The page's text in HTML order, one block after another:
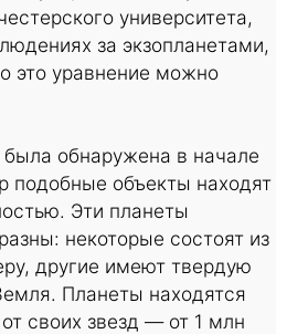
университета,
за экзопланетами,
это уравнение можно
была обнаружена в начале
подобные объекты находят
Эти планеты
некоторые состоят из
другие имеют твердую
Планеты находятся
своих звезд — от 1 млн